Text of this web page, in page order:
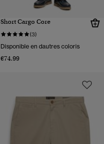
Short Cargo Core
(3)
Disponible en dautres coloris
€74.99